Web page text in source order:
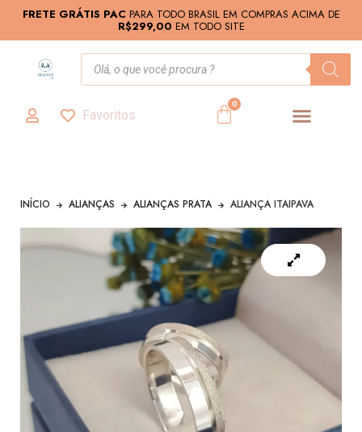
FRETE GRÁTIS PAC PARA TODO BRASIL EM COMPRAS ACIMA DE
R$299,00 EM TODO SITE
Favoritos
0
INÍCIO ALIANÇAS ALIANÇAS PRATA ALIANÇA ITAIPAVA